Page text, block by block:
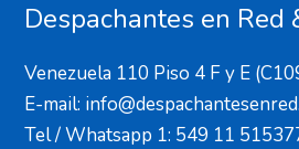
Despachantes en Red
Venezuela 110 Piso 4 F y E
E-mail:
Tel / Whatsapp 1: 549 11